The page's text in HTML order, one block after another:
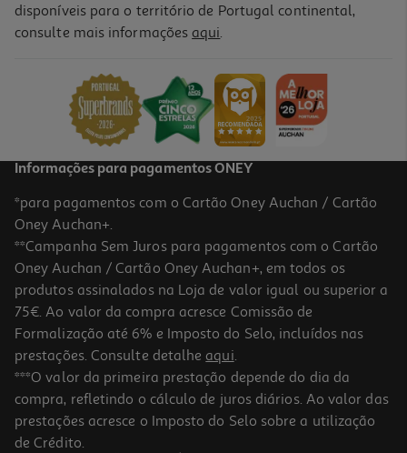
Prateleira Para Box Hama 00220889 Preto
4.4
Pen Usb Qilive 64gb 3.0 Cinza
17.99 €/un
17,99 €
disponíveis para o território de Portugal continental,
consulte mais informações aqui.
Informações para pagamentos ONEY
*para pagamentos com o Cartão Oney Auchan / Cartão
Oney Auchan+.
**Campanha Sem Juros para pagamentos com o Cartão
Oney Auchan / Cartão Oney Auchan+, em todos os
produtos assinalados na Loja de valor igual ou superior a
75€. Ao valor da compra acresce Comissão de
Formalização até 6% e Imposto do Selo, incluídos nas
prestações. Consulte detalhe aqui.
***O valor da primeira prestação depende do dia da
compra, refletindo o cálculo de juros diários. Ao valor das
prestações acresce o Imposto do Selo sobre a utilização
de Crédito.